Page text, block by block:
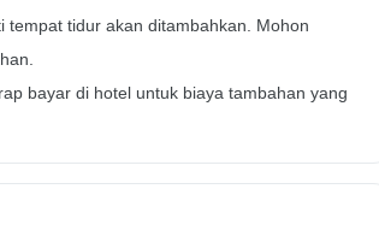
tidur akan ditambahkan. Mohon
bayar di hotel untuk biaya tambahan yang